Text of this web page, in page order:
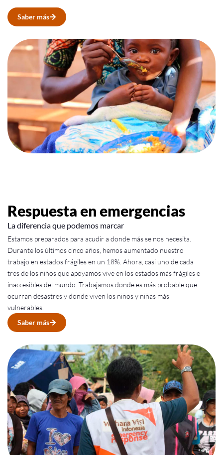
Saber más
Respuesta en emergencias
La diferencia que podemos marcar
Estamos preparados para acudir a donde más se nos necesita.
Durante los últimos cinco años, hemos aumentado nuestro
trabajo en estados frágiles en un 18%. Ahora, casi uno de cada
tres de los niños que apoyamos vive en los estados más frágiles e
inaccesibles del mundo. Trabajamos donde es más probable que
ocurran desastres y donde viven los niños y niñas más
vulnerables.
Saber más